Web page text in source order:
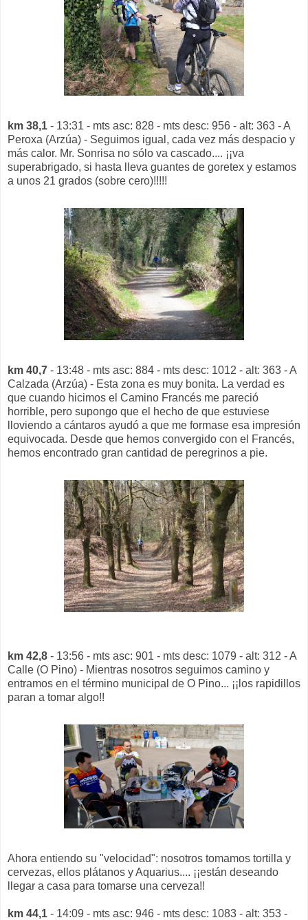
km 38,1 - 13:31 - mts asc: 828 - mts desc: 956 - alt: 363 - A
Peroxa (Arzúa) - Seguimos igual, cada vez más despacio y
más calor. Mr. Sonrisa no sólo va cascado.... ¡¡va
superabrigado, si hasta lleva guantes de goretex y estamos
a unos 21 grados (sobre cero)!!!!!
km 40,7 - 13:48 - mts asc: 884 - mts desc: 1012 - alt: 363 - A
Calzada (Arzúa) - Esta zona es muy bonita. La verdad es
que cuando hicimos el Camino Francés me pareció
horrible, pero supongo que el hecho de que estuviese
lloviendo a cántaros ayudó a que me formase esa impresión
equivocada. Desde que hemos convergido con el Francés,
hemos encontrado gran cantidad de peregrinos a pie.
km 42,8 - 13:56 - mts asc: 901 - mts desc: 1079 - alt: 312 - A
Calle (O Pino) - Mientras nosotros seguimos camino y
entramos en el término municipal de O Pino... ¡¡los rapidillos
paran a tomar algo!!
Ahora entiendo su "velocidad": nosotros tomamos tortilla y
cervezas, ellos plátanos y Aquarius.... ¡¡están deseando
llegar a casa para tomarse una cerveza!!
km 44,1 - 14:09 - mts asc: 946 - mts desc: 1083 - alt: 353 -